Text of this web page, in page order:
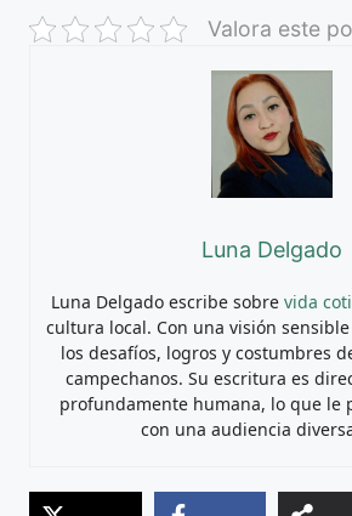
Valora este
Luna Delgado
Luna Delgado escribe sobre vida
cultura local. Con una visión
los desafíos, logros y costumbres
campechanos. Su escritura es
profundamente humana, lo que le
con una audiencia